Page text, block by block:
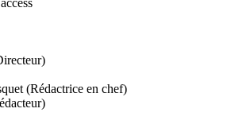
(Rédactrice en chef)